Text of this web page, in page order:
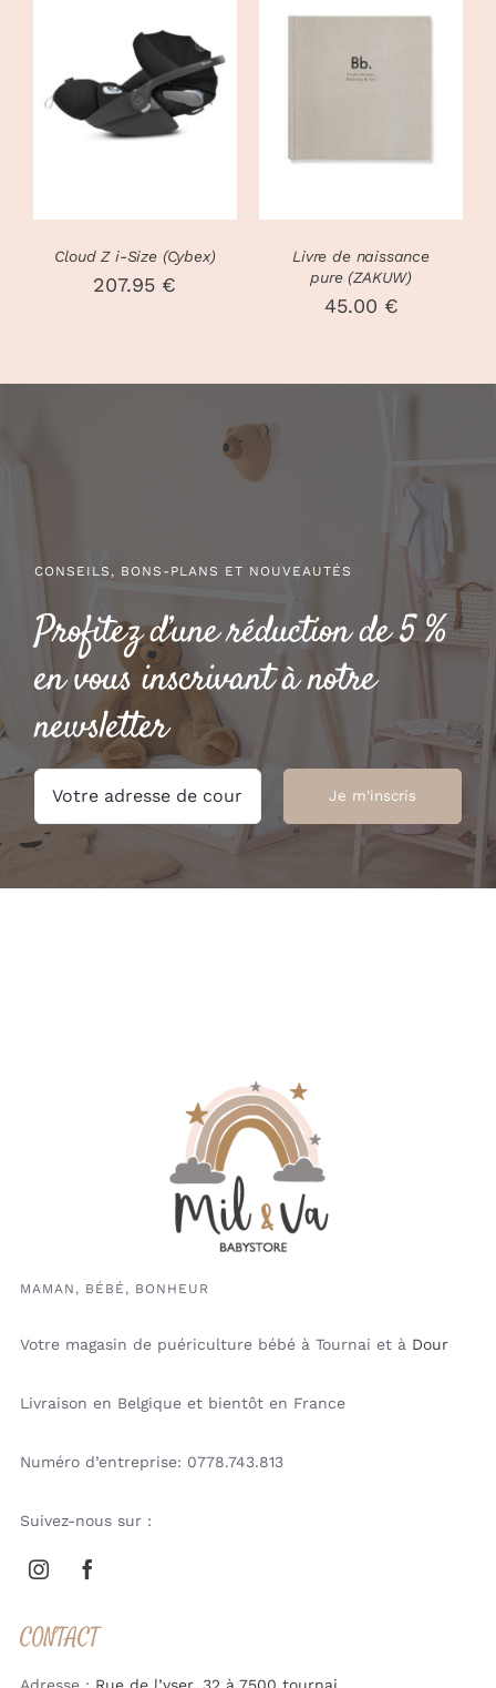
PRODUIT
DU
AJOUTER AU
PANIER
/
DÉTAILS
Cloud Z i-Size (Cybex)
207.95 €
Livre de naissance
pure (ZAKUW)
45.00 €
CONSEILS, BONS-PLANS ET NOUVEAUTÉS
Profitez d’une réduction de 5 %
en vous inscrivant à notre
newsletter
MAMAN, BÉBÉ, BONHEUR
Votre magasin de puériculture bébé à Tournai et à Dour
Livraison en Belgique et bientôt en France
Numéro d’entreprise: 0778.743.813
Suivez-nous sur :
CONTACT